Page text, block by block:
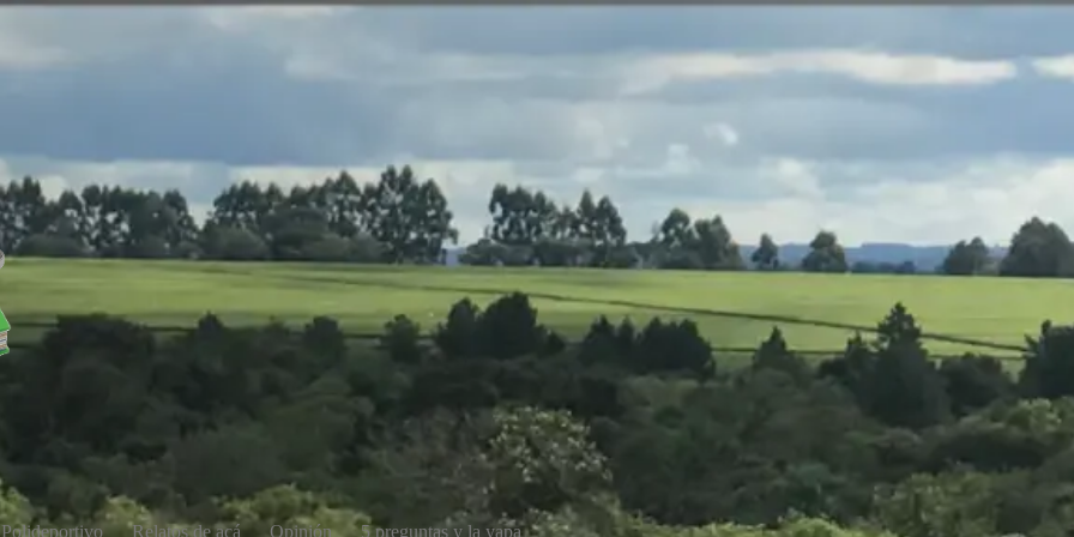
Polideportivo Relatos de acá Opinión 5 preguntas y la yapa